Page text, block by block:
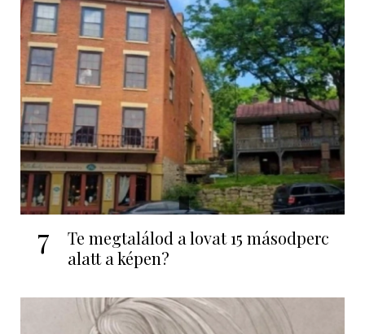
7
Te megtalálod a lovat 15 másodperc
alatt a képen?